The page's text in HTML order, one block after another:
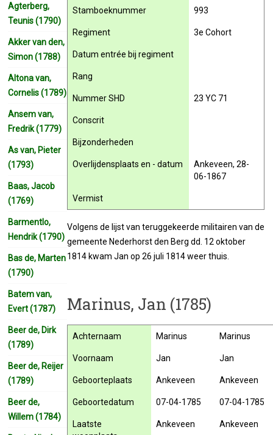
Stamboeknummer 993
Regiment 3e Cohort
Datum entrée bij regiment
Rang
Nummer SHD 23 YC 71
Conscrit
Bijzonderheden
Overlijdensplaats en - datum
Ankeveen, 28-
06-1867
Vermist
Volgens de lijst van teruggekeerde militairen van de
gemeente Nederhorst den Berg dd. 12 oktober
1814 kwam Jan op 26 juli 1814 weer thuis.
Marinus, Jan (1785)
Achternaam Marinus Marinus
Voornaam Jan Jan
Geboorteplaats Ankeveen Ankeveen
Geboortedatum 07-04-1785 07-04-1785
Laatste
Ankeveen Ankeveen
Agterberg,
Teunis (1790)
Akker van den,
Simon (1788)
Altona van,
Cornelis (1789)
Ansem van,
Fredrik (1779)
As van, Pieter
(1793)
Baas, Jacob
(1769)
Barmentlo,
Hendrik (1790)
Bas de, Marten
(1790)
Batem van,
Evert (1787)
Beer de, Dirk
(1789)
Beer de, Reijer
(1789)
Beer de,
Willem (1784)